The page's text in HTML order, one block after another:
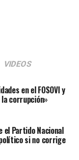
VIDEOS
en el FOSOVI y
corrupción»
el Partido Nacional
si no corrige